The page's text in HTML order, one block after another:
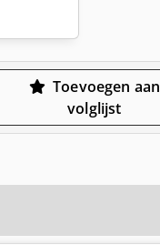
Toevoegen aan
volglijst